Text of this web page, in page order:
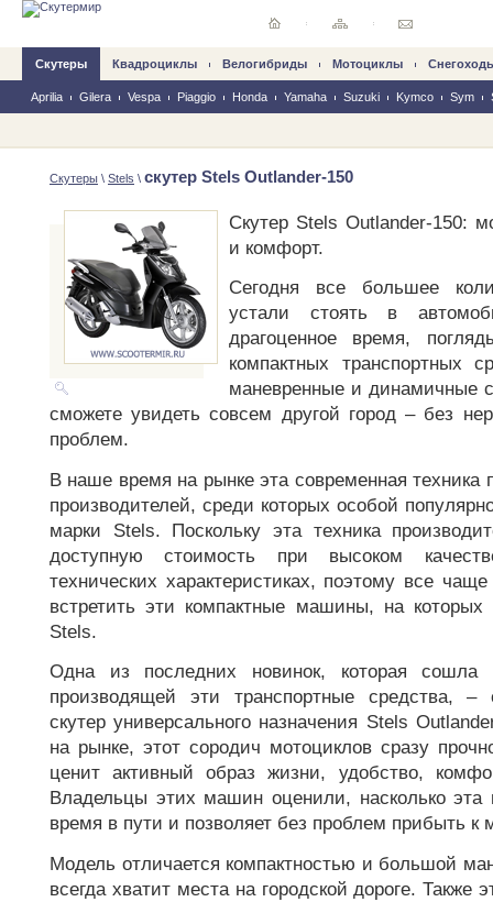
Скутеры
Aprilia Gilera Vespa Piaggio Honda Yamaha Suzuki Kymco Sym
Квадроциклы Велогибриды Mотоциклы
Скутеры \ Stels \ скутер Stels Outlander-150
Скутер Stels Outlander-150:
и комфорт.
Сегодня все большее
устали стоять в
драгоценное время,
компактных транспортных
маневренные и динамичные
сможете увидеть совсем другой город – без
проблем.
В наше время на рынке эта современная техника
производителей, среди которых особой
марки Stels. Поскольку эта техника
доступную стоимость при высоком
технических характеристиках, поэтому все
встретить эти компактные машины, на которых
Stels.
Одна из последних новинок, которая сошла
производящей эти транспортные средства, –
скутер универсального назначения Stels
на рынке, этот сородич мотоциклов сразу
ценит активный образ жизни, удобство,
Владельцы этих машин оценили, насколько
время в пути и позволяет без проблем прибыть к
Модель отличается компактностью и большой
всегда хватит места на городской дороге. Также